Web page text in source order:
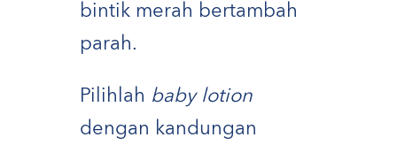
bintik merah bertambah
parah.
Pilihlah baby lotion
dengan kandungan